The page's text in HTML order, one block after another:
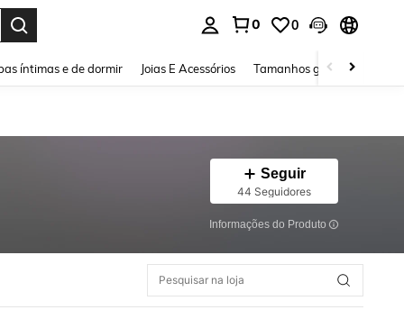
0 0
íntimas e de dormir Joias E Acessórios Tamanhos grandes
Seguir
44 Seguidores
Informações do Produto